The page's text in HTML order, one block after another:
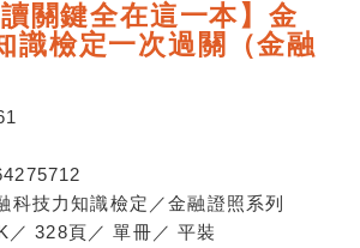
關鍵全在這一本】金
識檢定一次過關（金融
科技力知識檢定／金融證照系列
／328頁 ／單冊 ／平裝